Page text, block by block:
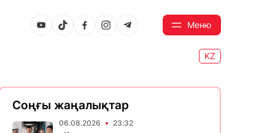
Меню
KZ
Соңғы жаңалықтар
06.08.2026 23:32